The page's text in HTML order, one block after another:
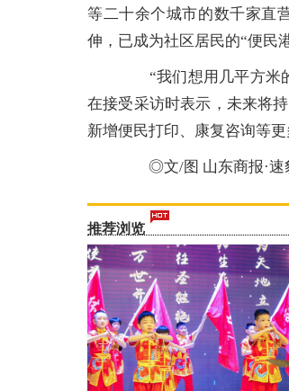
等二十余个城市的数千家直
伸，已成为社区居民的“便民港
“我们想用几平方米的
在接受采访时表示，未来将
新增便民打印、康复咨询等
◎文/图 山东商报·速
推荐浏览